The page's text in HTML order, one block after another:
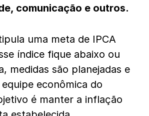
comunicação e outros.
uma meta de IPCA
índice fique abaixo ou
medidas são planejadas e
econômica do
é manter a inflação